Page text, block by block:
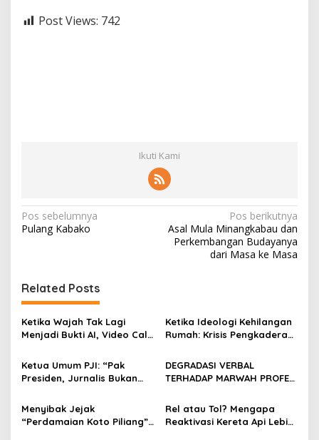
Post Views: 742
Ikuti Kami
N
a
i
g
a
s
i
p
s
Pos sebelumnya
Pulang Kabako
Pos berikutnya
Asal Mula Minangkabau dan
Perkembangan Budayanya
dari Masa ke Masa
Related Posts
Ketika Wajah Tak Lagi
Menjadi Bukti AI, Video Call,
Digital Oleh: Ardy Mu’tamar
Ketika Ideologi Kehilangan
Rumah: Krisis Pengkaderan
dalam Bayang-Bayang
Kepemimpinan yang
Ketua Umum PJI: “Pak
Presiden, Jurnalis Bukan
DEGRADASI VERBAL
TERHADAP MARWAH PROFESI
ABUSE OF INFLUENCE OLEH
OKNUM ADVOKAT HOTMAN
Menyibak Jejak
“Perdamaian Koto Piliang”:
Rel atau Tol? Mengapa
Reaktivasi Kereta Api Lebih